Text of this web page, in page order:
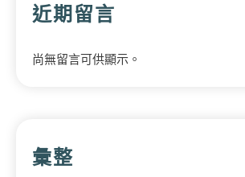
近期留言
尚無留言可供顯示。
彙整